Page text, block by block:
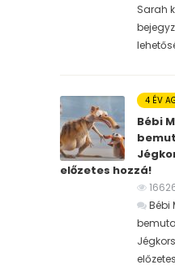
Sarah
4 ÉV
Bébi
előzetes hozzá!
Bébi